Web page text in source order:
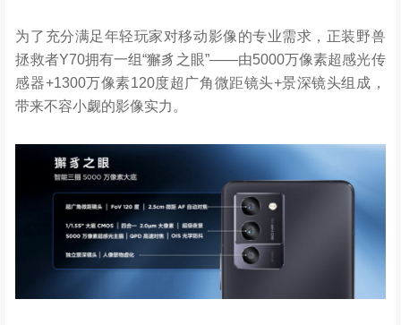
为了充分满足年轻玩家对移动影像的专业需求，正装野兽
拯救者Y70拥有一组“獬豸之眼”——由5000万像素超感光传
感器+1300万像素120度超广角微距镜头+景深镜头组成，
带来不容小觑的影像实力。